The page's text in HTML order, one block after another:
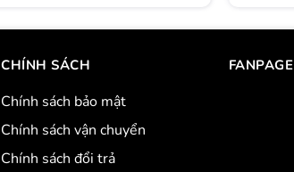
CHÍNH SÁCH
Chính sách bảo mật
Chính sách vận chuyển
Chính sách đổi trả
FANPAGE